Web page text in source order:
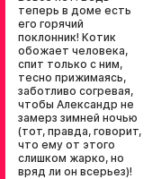
теперь в доме есть
его горячий
поклонник! Котик
обожает человека,
спит только с ним,
тесно прижимаясь,
заботливо согревая,
чтобы Александр не
замерз зимней ночью
(тот, правда, говорит,
что ему от этого
слишком жарко, но
вряд ли он всерьез)!